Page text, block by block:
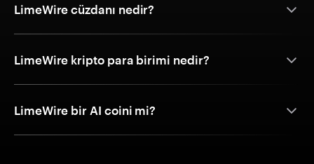
LimeWire cüzdanı nedir?
LimeWire kripto para birimi nedir?
LimeWire bir AI coini mi?